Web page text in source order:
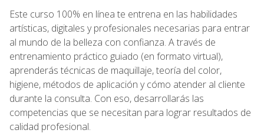
Este curso 100% en línea te entrena en las habilidades
artísticas, digitales y profesionales necesarias para entrar
al mundo de la belleza con confianza. A través de
entrenamiento práctico guiado (en formato virtual),
aprenderás técnicas de maquillaje, teoría del color,
higiene, métodos de aplicación y cómo atender al cliente
durante la consulta. Con eso, desarrollarás las
competencias que se necesitan para lograr resultados de
calidad profesional.